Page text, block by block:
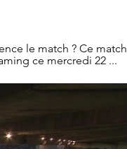
le match ? Ce match
ce mercredi 22 ...